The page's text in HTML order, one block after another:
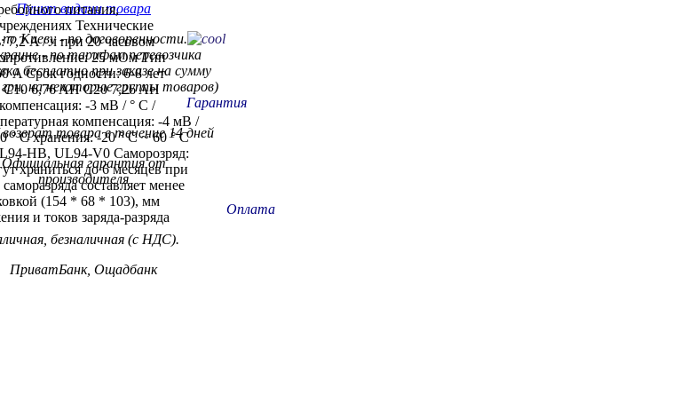
Пункт видачи товара
Киеву - по договоренности.
- по тарифамперевозчика
бесплатно при заказе на сумму
на некоторые группы товаров)
товара в течение 14 дней
Официальная гарантия от
производителя
Оплата
безналичная (с НДС).
ПриватБанк, Ощадбанк
питания,
Технические
7,2 A / ч при 20 часовом
25 мОм Тип
A Срок годности: 6-8 лет
6,76 AH C20 7,26 AH
-3 мВ / ° C /
компенсация: -4 мВ /
° C хранения: -20 ° C ~ 60 ° C
HB, UL94-V0 Cаморозряд:
храниться до 6 месяцев при
составляет менее
(154 * 68 * 103), мм
и токов заряда-разряда